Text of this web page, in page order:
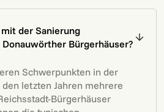
der Sanierung
Bürgerhäuser?
Schwerpunkten in der
letzten Jahren mehrere
Bürgerhäuser